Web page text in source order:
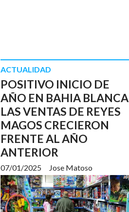
POSITIVO INICIO DE
AÑO EN BAHIA BLANCA
LAS VENTAS DE REYES
MAGOS CRECIERON
FRENTE AL AÑO
ANTERIOR
Jose Matoso
ACTUALIDAD
07/01/2025